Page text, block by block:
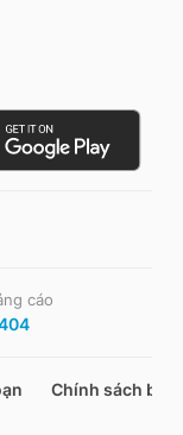
cáo
Chính sách bảo